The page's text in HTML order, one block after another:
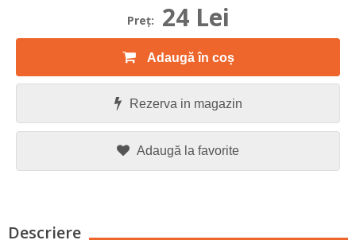
Preţ: 24 Lei
Adaugă în coș
Rezerva in magazin
Adaugă la favorite
Descriere